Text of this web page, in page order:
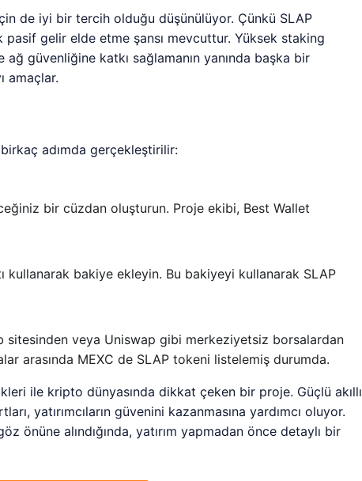
de iyi bir tercih olduğu düşünülüyor. Çünkü SLAP
gelir elde etme şansı mevcuttur. Yüksek staking
güvenliğine katkı sağlamanın yanında başka bir
amaçlar.
adımda gerçekleştirilir:
bir cüzdan oluşturun. Proje ekibi, Best Wallet
kullanarak bakiye ekleyin. Bu bakiyeyi kullanarak SLAP
sitesinden veya Uniswap gibi merkeziyetsiz borsalardan
arasında MEXC de SLAP tokeni listelemiş durumda.
ile kripto dünyasında dikkat çeken bir proje. Güçlü akıllı
yatırımcıların güvenini kazanmasına yardımcı oluyor.
önüne alındığında, yatırım yapmadan önce detaylı bir